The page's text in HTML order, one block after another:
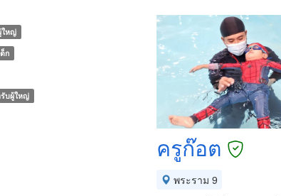
ครูก๊อต
พระราม 9
ใหญ่
ก
บผู้ใหญ่